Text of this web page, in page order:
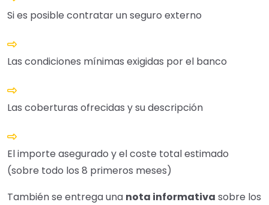
Si es posible contratar un seguro externo
Las condiciones mínimas exigidas por el banco
Las coberturas ofrecidas y su descripción
El importe asegurado y el coste total estimado
(sobre todo los 8 primeros meses)
También se entrega una nota informativa sobre los